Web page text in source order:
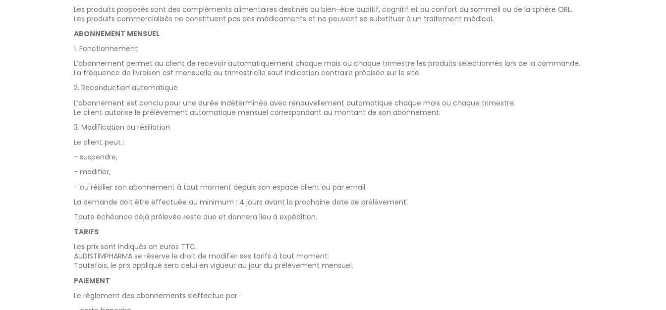
Les produits proposés sont des compléments alimentaires destinés au bien-être auditif, cognitif et au confort du sommeil ou de la sphère ORL.
Les produits commercialisés ne constituent pas des médicaments et ne peuvent se substituer à un traitement médical.
ABONNEMENT MENSUEL
1. Fonctionnement
L’abonnement permet au client de recevoir automatiquement chaque mois ou chaque trimestre les produits sélectionnés lors de la commande.
La fréquence de livraison est mensuelle ou trimestrielle sauf indication contraire précisée sur le site.
2. Reconduction automatique
L’abonnement est conclu pour une durée indéterminée avec renouvellement automatique chaque mois ou chaque trimestre.
Le client autorise le prélèvement automatique mensuel correspondant au montant de son abonnement.
3. Modification ou résiliation
Le client peut :
- suspendre,
- modifier,
- ou résilier son abonnement à tout moment depuis son espace client ou par email.
La demande doit être effectuée au minimum : 4 jours avant la prochaine date de prélèvement.
Toute échéance déjà prélevée reste due et donnera lieu à expédition.
TARIFS
Les prix sont indiqués en euros TTC.
AUDISTIMPHARMA se réserve le droit de modifier ses tarifs à tout moment.
Toutefois, le prix appliqué sera celui en vigueur au jour du prélèvement mensuel.
PAIEMENT
Le règlement des abonnements s’effectue par :